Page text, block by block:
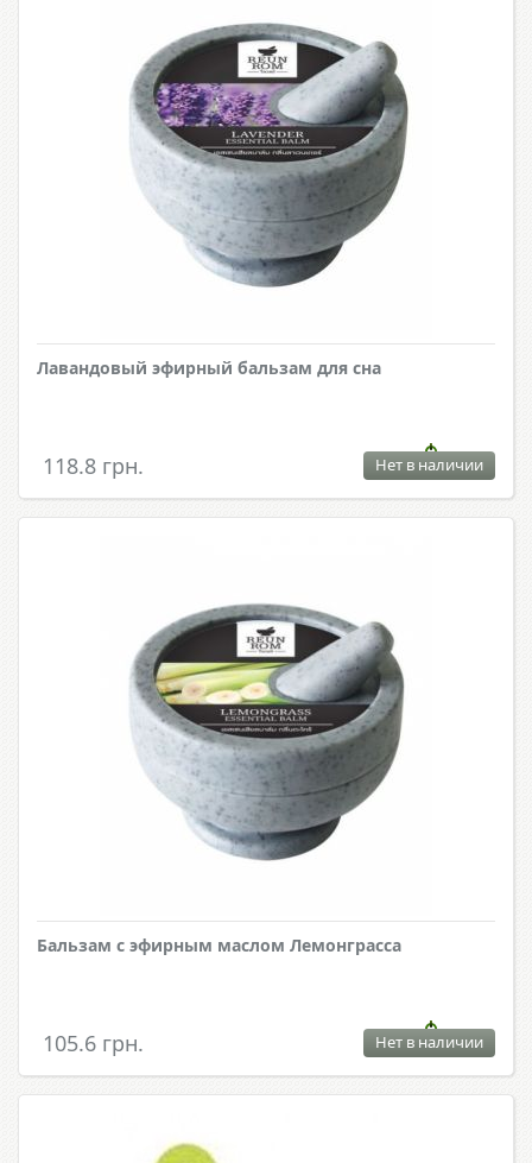
Лавандовый эфирный бальзам для сна
118.8 грн. Нет в наличии
Бальзам с эфирным маслом Лемонграсса
105.6 грн. Нет в наличии